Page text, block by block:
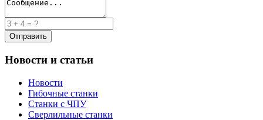
Новости и статьи
Новости
Гибочные станки
Станки с ЧПУ
Сверлильные станки